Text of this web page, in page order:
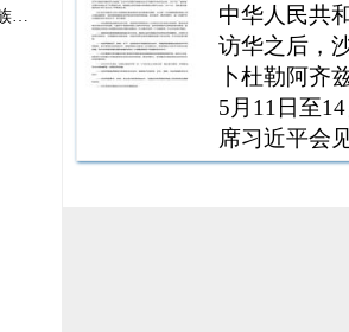
阿坝藏族羌族自治州
中华人民共
访华之后，
卜杜勒阿齐
5月11日至
席习近平会
共同关心的